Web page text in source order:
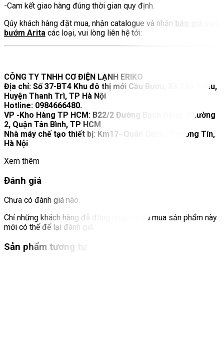
-Cam kết giao hàng đúng thời gian quy định.
Qúy khách hàng đặt mua, nhận catalogue và nhận báo giá van
bướm Arita các loại, vui lòng liên hệ tới:
CÔNG TY TNHH CƠ ĐIỆN LẠNH ERIKO
Địa chỉ: Số 37-BT4 Khu đô thị mới Cầu Bươu, Xã Tân Triều,
Huyện Thanh Trì, TP Hà Nội
Hotline: 0984666480.
VP -Kho Hàng TP HCM: B22/2 Đường Bạch Đằng, Phường
2, Quận Tân Bình, TP HCM
Nhà máy chế tạo thiết bị: Km17- Quán Gánh , Thường Tín,
Hà Nội
Xem thêm
Đánh giá
Chưa có đánh giá nào.
Chỉ những khách hàng đã đăng nhập và đã mua sản phẩm này
mới có thể để lại đánh giá.
Sản phẩm tương tự